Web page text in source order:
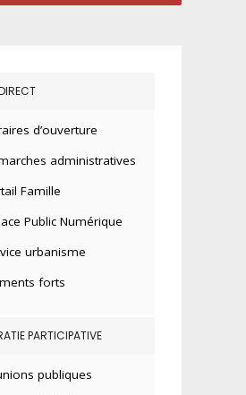
d’ouverture
administratives
Famille
Public Numérique
urbanisme
forts
PARTICIPATIVE
publiques